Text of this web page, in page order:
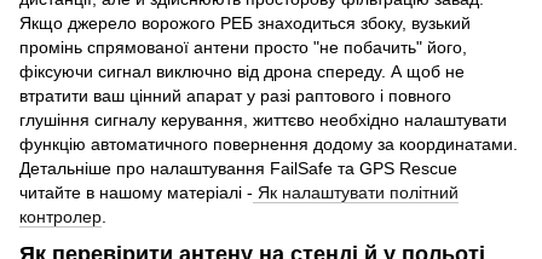
Якщо джерело ворожого РЕБ знаходиться збоку, вузький
промінь спрямованої антени просто "не побачить" його,
фіксуючи сигнал виключно від дрона спереду. А щоб не
втратити ваш цінний апарат у разі раптового і повного
глушіння сигналу керування, життєво необхідно налаштувати
функцію автоматичного повернення додому за координатами.
Детальніше про налаштування FailSafe та GPS Rescue
читайте в нашому матеріалі - Як налаштувати політний
контролер